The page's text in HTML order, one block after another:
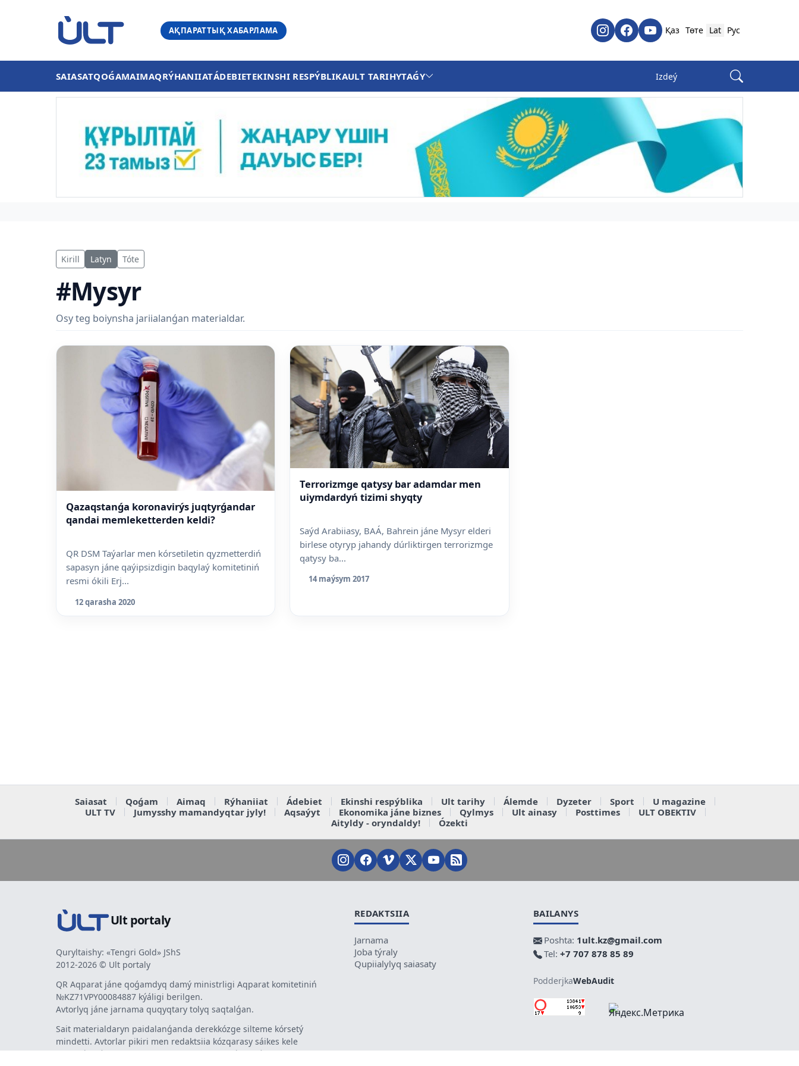
АҚПАРАТТЫҚ ХАБАРЛАМА Қаз Төте Lat Рус
SAIASATQOǴAMAIMAQRÝHANIIATÁDEBIETEKINSHI RESPÝBLIKAULT TARIHYTAǴY
Kirill Latyn Tóte
#Mysyr
Osy teg boiynsha jariialanǵan materialdar.
Qazaqstanǵa koronavirýs juqtyrǵandar
qandai memleketterden keldi?
QR DSM Taýarlar men kórsetiletin qyzmetterdiń
sapasyn jáne qaýipsizdigin baqylaý komitetiniń
resmi ókili Erj...
12 qarasha 2020
Terrorizmge qatysy bar adamdar men
uiymdardyń tizimi shyqty
Saýd Arabiiasy, BAÁ, Bahrein jáne Mysyr elderi
birlese otyryp jahandy dúrliktirgen terrorizmge
qatysy ba...
14 maýsym 2017
Saiasat Qoǵam Aimaq Rýhaniiat Ádebiet Ekinshi respýblika Ult tarihy Álemde Dyzeter Sport
U magazine
ULT TV
Jumysshy mamandyqtar jyly! Aqsaýyt Ekonomika jáne biznes Qylmys Ult ainasy Posttimes
ULT OBEKTIV
Aityldy - oryndaldy!
Ózekti
Ult portaly
Quryltaishy: «Tengri Gold» JShS
2012-2026 © Ult portaly
QR Aqparat jáne qoǵamdyq damý ministrligi Aqparat komitetiniń
№KZ71VPY00084887 kýáligi berilgen.
Avtorlyq jáne jarnama quqyqtary tolyq saqtalǵan.
Sait materialdaryn paidalanǵanda derekkózge silteme kórsetý
mindetti. Avtorlar pikiri men redaktsiia kózqarasy sáikes kele
bermeýi múmkin. Jarnama men habarlandyrýlardyń mazmunyna
REDAKTSIIA
Jarnama
Joba týraly
Qupiialylyq saiasaty
BAILANYS
Poshta: 1ult.kz@gmail.com
Tel: +7 707 878 85 89
PodderjkaWebAudit